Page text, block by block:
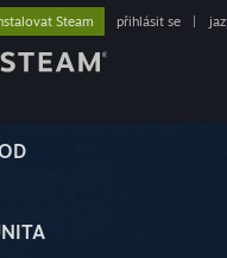
Steam přihlásit se